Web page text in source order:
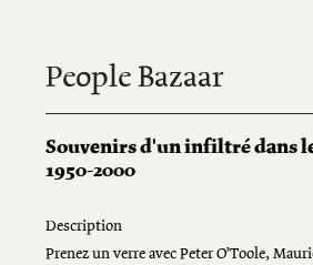
People Bazaar
Souvenirs d'un infiltré dans
1950-2000
Description
Prenez un verre avec Peter O’Toole,